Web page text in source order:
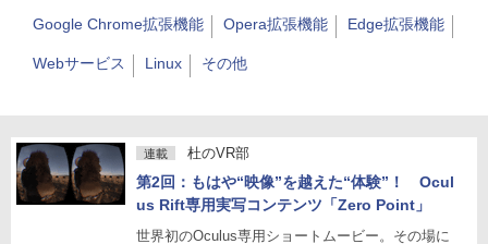
Google Chrome拡張機能 Opera拡張機能 Edge拡張機能
Webサービス Linux その他
連載 杜のVR部
第2回：もはや“映像”を越えた“体験”！ Ocul
us Rift専用実写コンテンツ「Zero Point」
世界初のOculus専用ショートムービー。その場に